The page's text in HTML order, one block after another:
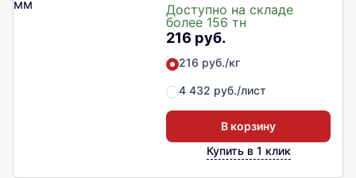
Доступно на складе
более 156 тн
216 руб.
216 руб./кг
4 432 руб./лист
В корзину
Купить в 1 клик